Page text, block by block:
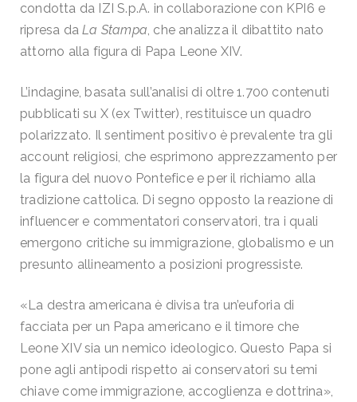
condotta da IZI S.p.A. in collaborazione con KPI6 e
ripresa daLa Stampa, che analizza il dibattito nato
attorno alla figura di Papa Leone XIV.
L’indagine, basata sull’analisi di oltre 1.700 contenuti
pubblicati su X (ex Twitter), restituisce un quadro
polarizzato. Il sentiment positivo è prevalente tra gli
account religiosi, che esprimono apprezzamento per
la figura del nuovo Pontefice e per il richiamo alla
tradizione cattolica. Di segno opposto la reazione di
influencer e commentatori conservatori, tra i quali
emergono critiche su immigrazione, globalismo e un
presunto allineamento a posizioni progressiste.
«La destra americana è divisa tra un’euforia di
facciata per un Papa americano e il timore che
Leone XIV sia un nemico ideologico. Questo Papa si
pone agli antipodi rispetto ai conservatori su temi
chiave come immigrazione, accoglienza e dottrina»,